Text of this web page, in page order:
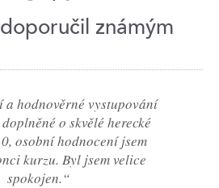
známým
a hodnověrné vystupování
o skvělé herecké
osobní hodnocení jsem
kurzu. Byl jsem velice
spokojen.“